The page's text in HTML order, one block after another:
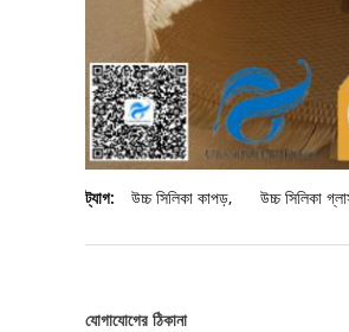
ট্যাগ: উচ্চ সিলিকা কাপড়, উচ্চ সিলিকা
যোগাযোগের ঠিকানা